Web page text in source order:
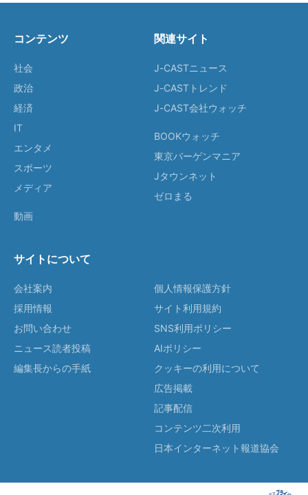
コンテンツ
社会
政治
経済
IT
エンタメ
スポーツ
メディア
動画
関連サイト
J-CASTニュース
J-CASTトレンド
J-CAST会社ウォッチ
BOOKウォッチ
東京バーゲンマニア
Jタウンネット
ゼロまる
サイトについて
会社案内
採用情報
お問い合わせ
ニュース読者投稿
編集長からの手紙
個人情報保護方針
サイト利用規約
SNS利用ポリシー
AIポリシー
クッキーの利用について
広告掲載
記事配信
コンテンツ二次利用
日本インターネット報道協会